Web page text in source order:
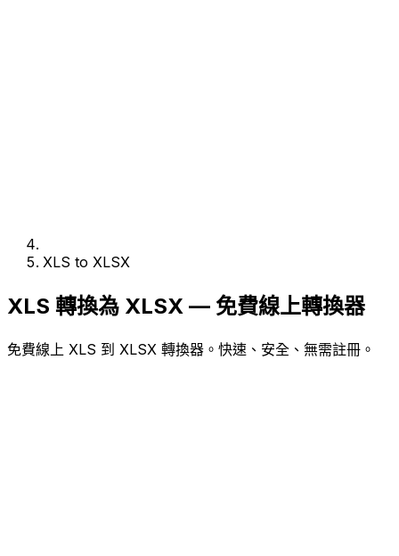
XLS to XLSX
XLS 轉換為 XLSX — 免費線上轉換器
免費線上 XLS 到 XLSX 轉換器。快速、安全、無需註冊。